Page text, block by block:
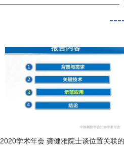
2020学术年会 龚健雅院士谈位置关联